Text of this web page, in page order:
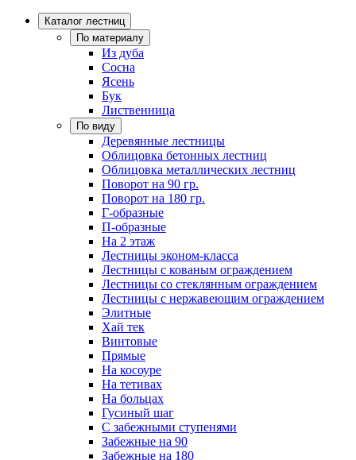
Каталог лестниц
По материалу
Из дуба
Сосна
Ясень
Бук
Лиственница
По виду
Деревянные лестницы
Облицовка бетонных лестниц
Облицовка металлических лестниц
Поворот на 90 гр.
Поворот на 180 гр.
Г-образные
П-образные
На 2 этаж
Лестницы эконом-класса
Лестницы с кованым ограждением
Лестницы со стеклянным ограждением
Лестницы с нержавеющим ограждением
Элитные
Хай тек
Винтовые
Прямые
На косоуре
На тетивах
На больцах
Гусиный шаг
С забежными ступенями
Забежные на 90
Забежные на 180